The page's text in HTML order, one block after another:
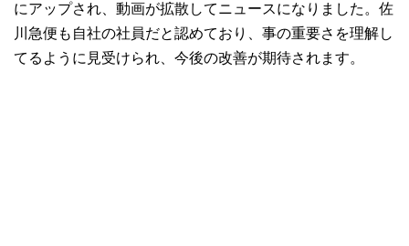
にアップされ、動画が拡散してニュースになりました。佐
川急便も自社の社員だと認めており、事の重要さを理解し
てるように見受けられ、今後の改善が期待されます。